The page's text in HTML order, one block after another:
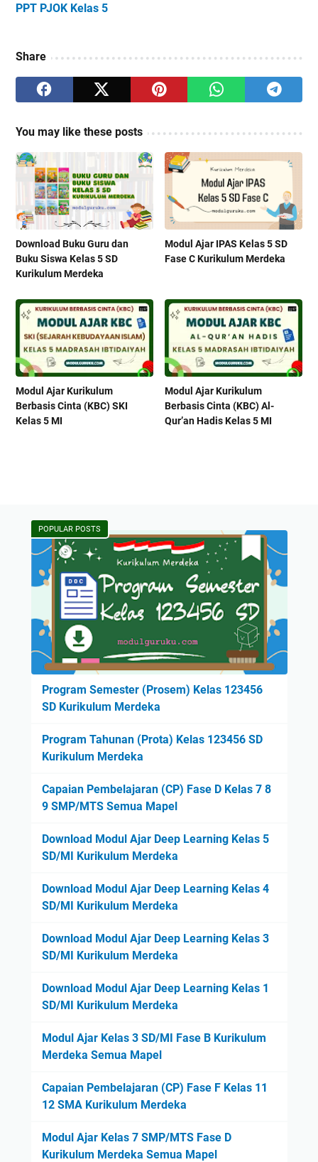
PPT PJOK Kelas 5
Share
You may like these posts
Download Buku Guru dan
Buku Siswa Kelas 5 SD
Kurikulum Merdeka
Modul Ajar IPAS Kelas 5 SD
Fase C Kurikulum Merdeka
Modul Ajar Kurikulum
Berbasis Cinta (KBC) SKI
Kelas 5 MI
Modul Ajar Kurikulum
Berbasis Cinta (KBC) Al-
Qur’an Hadis Kelas 5 MI
POPULAR POSTS
Program Semester (Prosem) Kelas 123456
SD Kurikulum Merdeka
Program Tahunan (Prota) Kelas 123456 SD
Kurikulum Merdeka
Capaian Pembelajaran (CP) Fase D Kelas 7 8
9 SMP/MTS Semua Mapel
Download Modul Ajar Deep Learning Kelas 5
SD/MI Kurikulum Merdeka
Download Modul Ajar Deep Learning Kelas 4
SD/MI Kurikulum Merdeka
Download Modul Ajar Deep Learning Kelas 3
SD/MI Kurikulum Merdeka
Download Modul Ajar Deep Learning Kelas 1
SD/MI Kurikulum Merdeka
Modul Ajar Kelas 3 SD/MI Fase B Kurikulum
Merdeka Semua Mapel
Capaian Pembelajaran (CP) Fase F Kelas 11
12 SMA Kurikulum Merdeka
Modul Ajar Kelas 7 SMP/MTS Fase D
Kurikulum Merdeka Semua Mapel